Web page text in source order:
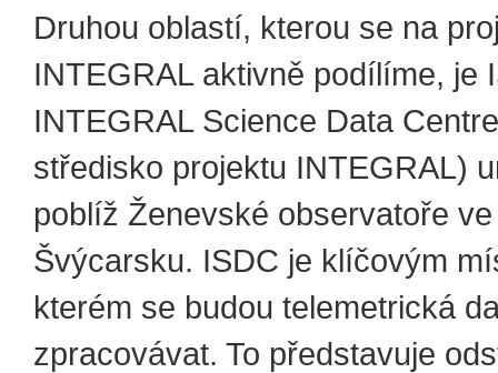
Druhou oblastí, kterou se na
INTEGRAL aktivně podílíme, je
INTEGRAL Science Data
středisko projektu INTEGRAL)
poblíž Ženevské observatoře
Švýcarsku. ISDC je klíčovým
kterém se budou telemetrická
zpracovávat. To představuje